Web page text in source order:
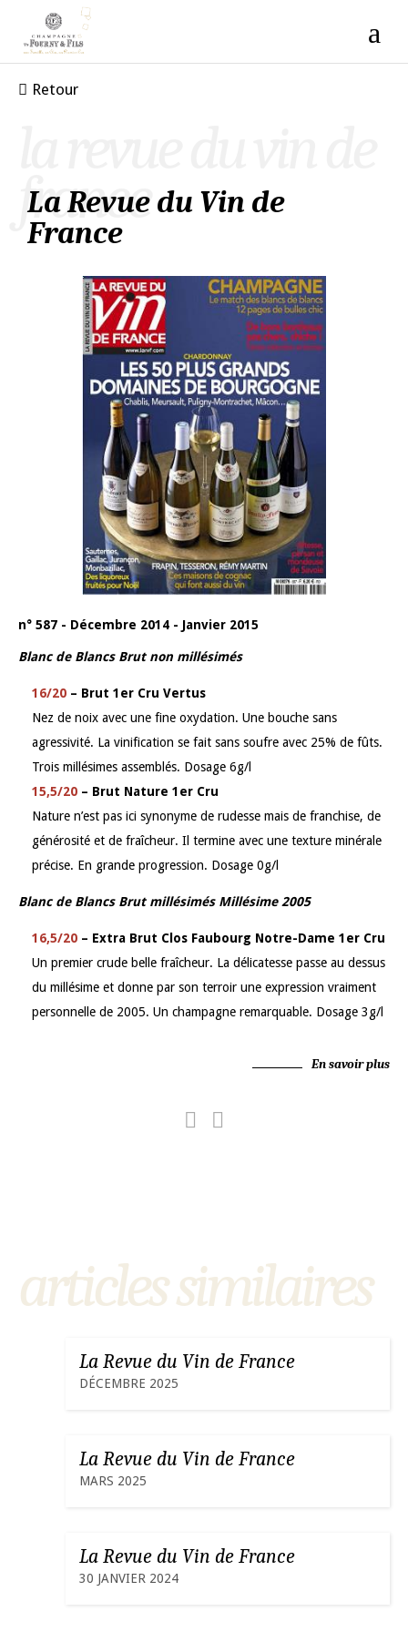
Retour
france
La Revue du Vin de
France
n° 587 - Décembre 2014 - Janvier 2015
Blanc de Blancs Brut non millésimés
16/20 – Brut 1er Cru Vertus
Nez de noix avec une fine oxydation. Une bouche sans
agressivité. La vinification se fait sans soufre avec 25% de fûts.
Trois millésimes assemblés. Dosage 6g/l
15,5/20 – Brut Nature 1er Cru
Nature n’est pas ici synonyme de rudesse mais de franchise, de
générosité et de fraîcheur. Il termine avec une texture minérale
précise. En grande progression. Dosage 0g/l
Blanc de Blancs Brut millésimés Millésime 2005
16,5/20 – Extra Brut Clos Faubourg Notre-Dame 1er Cru
Un premier crude belle fraîcheur. La délicatesse passe au dessus
du millésime et donne par son terroir une expression vraiment
personnelle de 2005. Un champagne remarquable. Dosage 3g/l
En savoir plus
articles similaires
La Revue du Vin de France
DÉCEMBRE 2025
La Revue du Vin de France
MARS 2025
La Revue du Vin de France
30 JANVIER 2024